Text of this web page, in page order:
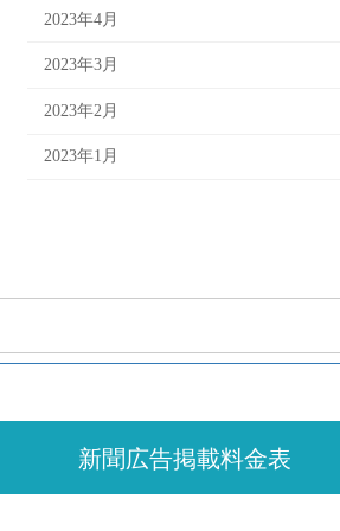
2023年4月
2023年3月
2023年2月
2023年1月
新聞広告掲載料金表